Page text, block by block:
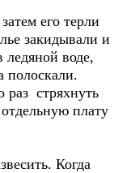
его терли
закидывали и
ледяной воде,
полоскали.
стряхнуть
плату
Когда